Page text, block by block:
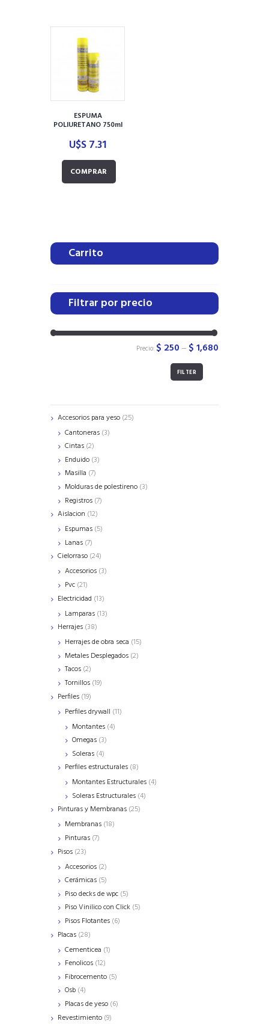
ESPUMA
POLIURETANO 750ml
PENNSYLVANIA
U$S7.31
COMPRAR
Carrito
Filtrar por precio
FILTER
Precio: $ 250 — $ 1,680
Accesorios para yeso 2525
Cantoneras 33
Cintas 22
products
Enduido 33
Masilla 77
products
Molduras de polestireno 33
Registros 77
Aislacion 1212
products
Espumas 55
Lanas 77
products
Cielorraso 2424
products
Accesorios 33
Pvc 2121
products
Electricidad 1313
products
Lamparas 1313
Herrajes 3838
products
Herrajes de obra seca 1515
Metales Desplegados 22
Tacos 22
products
Tornillos 1919
Perfiles 1919
products
Perfiles drywall 1111
Montantes 44
Omegas 33
Soleras 44
products
Perfiles estructurales 88
products
Montantes Estructurales 44
Soleras Estructurales 44
Pinturas y Membranas 2525
Membranas 1818
Pinturas 77
Pisos 2323
products
Accesorios 22
products
Cerámicas 55
products
Piso decks de wpc 55
products
Piso Vinilico con Click 55
Pisos Flotantes 66
Placas 2828
products
Cementicea 11
Fenolicos 1212
products
Fibrocemento 55
Osb 44
products
Placas de yeso 66
Revestimiento 99